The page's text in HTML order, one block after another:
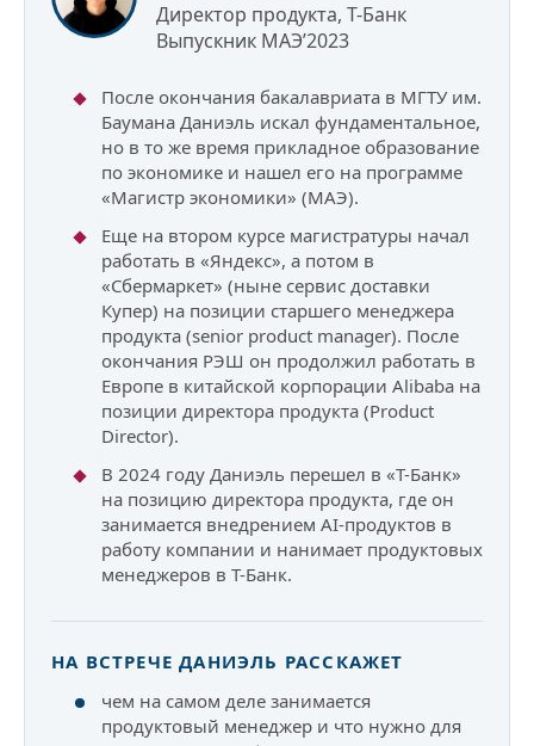
Директор продукта, Т-Банк
Выпускник МАЭ’2023
После окончания бакалавриата в МГТУ им.
Баумана Даниэль искал фундаментальное,
но в то же время прикладное образование
по экономике и нашел его на программе
«Магистр экономики» (МАЭ).
Еще на втором курсе магистратуры начал
работать в «Яндекс», а потом в
«Сбермаркет» (ныне сервис доставки
Купер) на позиции старшего менеджера
продукта (senior product manager). После
окончания РЭШ он продолжил работать в
Европе в китайской корпорации Alibaba на
позиции директора продукта (Product
Director).
В 2024 году Даниэль перешел в «Т-Банк»
на позицию директора продукта, где он
занимается внедрением AI-продуктов в
работу компании и нанимает продуктовых
менеджеров в Т-Банк.
НА ВСТРЕЧЕ ДАНИЭЛЬ РАССКАЖЕТ
чем на самом деле занимается
продуктовый менеджер и что нужно для